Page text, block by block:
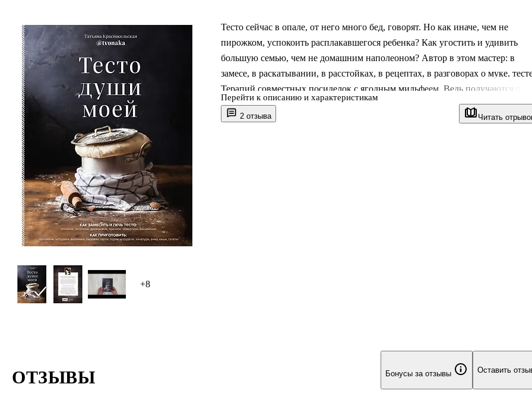
+8
2 отзыва Читать
Тесто сейчас в опале, от него много бед, говорят. Но как иначе, чем не
пирожком, успокоить расплакавшегося ребенка? Как угостить и удивить
большую семью, чем не домашним наполеоном? Автор в этом мастер: в
замесе, в раскатывании, в расстойках, в рецептах, в разговорах о муке,
Терапий совместных посиделок с ягодным мильфеем. Ведь получаются
уроков Татьяны и рецептов: круассаны, «улитки», «биф-веллингтон»,
открытые ягодные тарты, чебуреки. Процесс принятия женской тактильной
Перейти к описанию и характеристикам
ОТЗЫВЫ Бонусы за отзывы Оставить